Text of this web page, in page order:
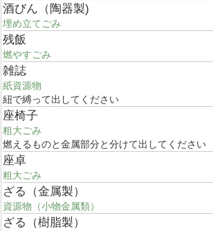
酒びん（陶器製)
埋め立てごみ
残飯
燃やすごみ
雑誌
紙資源物
紐で縛って出してください
座椅子
粗大ごみ
燃えるものと金属部分と分けて出してください
座卓
粗大ごみ
ざる（金属製）
資源物（小物金属類）
ざる（樹脂製）